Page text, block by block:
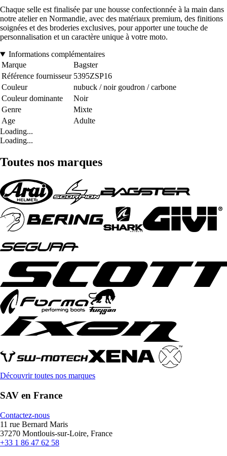
Chaque selle est finalisée par une housse confectionnée à la main dans
notre atelier en Normandie, avec des matériaux premium, des finitions
soignées et des broderies exclusives, pour apporter une touche de
personnalisation et un caractère unique à votre moto.
Informations complémentaires
Marque
Bagster
Référence fournisseur 5395ZSP16
Couleur
nubuck / noir goudron / carbone
Couleur dominante
Noir
Genre
Mixte
Age
Adulte
Loading...
Loading...
Toutes nos marques
Découvrir toutes nos marques
SAV en France
Contactez-nous
11 rue Bernard Maris
37270 Montlouis-sur-Loire, France
+33 1 86 47 62 58